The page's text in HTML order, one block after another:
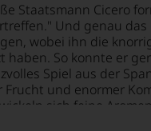
Staatsmann Cicero
Und genau
wobei ihn die
So konnte er
Spiel aus der
Frucht und enormer
sich feine
Früchte wie